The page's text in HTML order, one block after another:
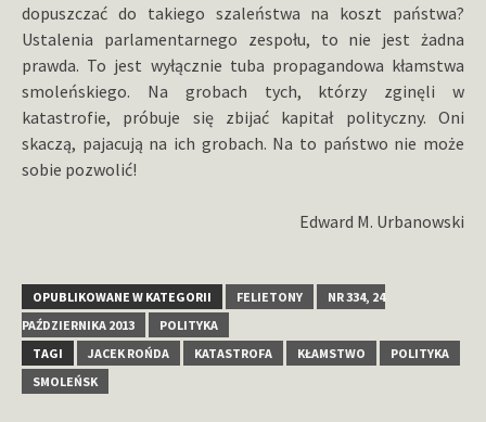
dopuszczać do takiego szaleństwa na koszt państwa?
Ustalenia parlamentarnego zespołu, to nie jest żadna
prawda. To jest wyłącznie tuba propagandowa kłamstwa
smoleńskiego. Na grobach tych, którzy zginęli w
katastrofie, próbuje się zbijać kapitał polityczny. Oni
skaczą, pajacują na ich grobach. Na to państwo nie może
sobie pozwolić!
Edward M. Urbanowski
OPUBLIKOWANE W KATEGORII FELIETONY
NR 334, 24
PAŹDZIERNIKA 2013
POLITYKA
TAGI
JACEK ROŃDA KATASTROFA KŁAMSTWO
POLITYKA
SMOLEŃSK